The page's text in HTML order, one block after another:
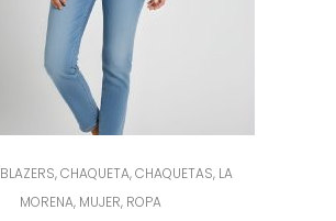
BLAZERS,CHAQUETA,CHAQUETAS, LA
MORENA, MUJER, ROPA